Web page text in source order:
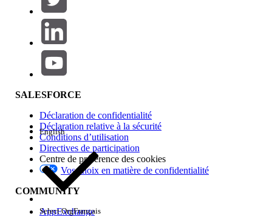
Gamme de produits
Impact des fonctionnalités
Edition
SALESFORCE
Déclaration de confidentialité
Déclaration relative à la sécurité
Conditions d’utilisation
Directives de participation
Centre de préférence des cookies
Vos choix en matière de confidentialité
COMMUNITY
AppExchange
English
Select OrgFrançais